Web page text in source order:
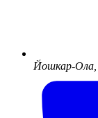
Йошкар-Ола,